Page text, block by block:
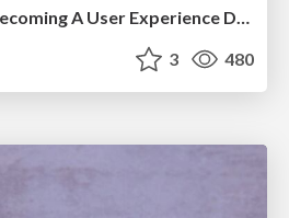
More Than Pixels: Becoming A User Experience Designer
3 480